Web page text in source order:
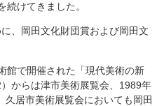
けてきました。
、岡田文化財団賞および岡田文
館で開催された「現代美術の新
からは津市美術展覧会、1989年
久居市美術展覧会においても岡田